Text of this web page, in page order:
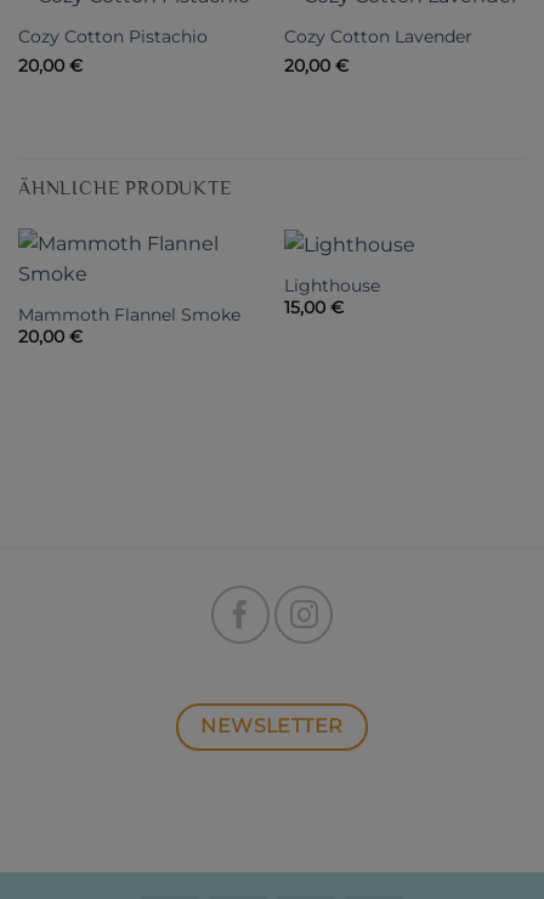
Cozy Cotton Pistachio
20,00 €
Cozy Cotton Lavender
20,00 €
ÄHNLICHE PRODUKTE
Mammoth Flannel Smoke
20,00 €
Lighthouse
15,00 €
NEWSLETTER